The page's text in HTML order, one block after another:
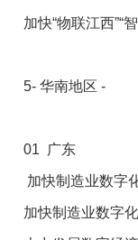
加快“物联江西”“
5- 华南地区 -
01 广东
加快制造业数字
加快制造业数字